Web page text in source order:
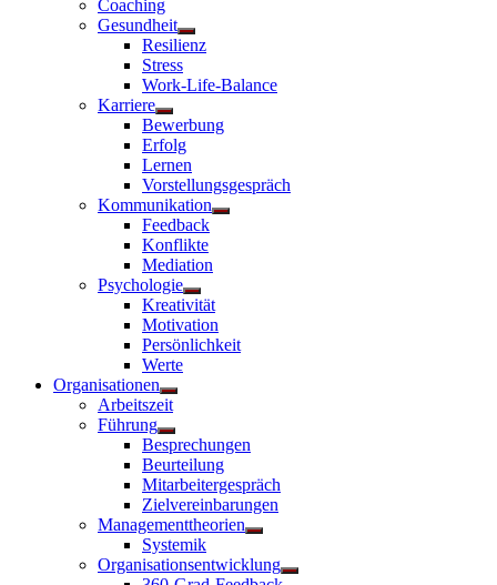
anzeigen
Coaching
Gesundheit
Untermenü
anzeigen
Resilienz
Stress
Work-Life-Balance
Karriere
Untermenü
anzeigen
Bewerbung
Erfolg
Lernen
Vorstellungsgespräch
Kommunikation
Untermenü
Feedback
Konflikte
Mediation
Psychologie
Untermenü
anzeigen
Kreativität
Motivation
Persönlichkeit
Werte
Organisationen
Untermenü
anzeigen
Arbeitszeit
Führung
Untermenü
anzeigen
Besprechungen
Beurteilung
Mitarbeitergespräch
Zielvereinbarungen
Managementtheorien
Untermenü
Systemik
Organisationsentwicklung
Untermenü